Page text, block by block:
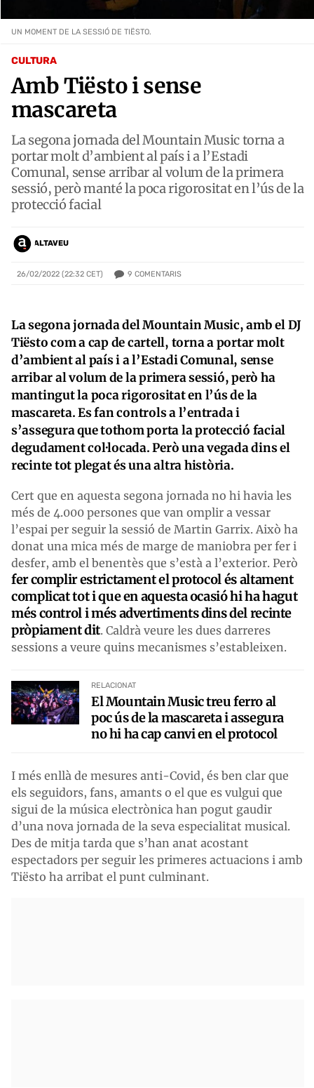
CULTURA
Amb Tiësto i sense
mascareta
La segona jornada del Mountain Music torna a
portar molt d’ambient al país i a l’Estadi
Comunal, sense arribar al volum de la primera
sessió, però manté la poca rigorositat en l’ús de la
protecció facial
ALTAVEU
26/02/2022 (22:32 CET) 9 COMENTARIS
UN MOMENT DE LA SESSIÓ DE TIËSTO.
La segona jornada del Mountain Music, amb el DJ
Tiësto com a cap de cartell, torna a portar molt
d’ambient al país i a l’Estadi Comunal, sense
arribar al volum de la primera sessió, però ha
mantingut la poca rigorositat en l’ús de la
mascareta. Es fan controls a l’entrada i
s’assegura que tothom porta la protecció facial
degudament col·locada. Però una vegada dins el
recinte tot plegat és una altra història.
Cert que en aquesta segona jornada no hi havia les
més de 4.000 persones que van omplir a vessar
l’espai per seguir la sessió de Martin Garrix. Això ha
donat una mica més de marge de maniobra per fer i
desfer, amb el benentès que s’està a l’exterior. Però
fer complir estrictament el protocol és altament
complicat tot i que en aquesta ocasió hi ha hagut
més control i més advertiments dins del recinte
pròpiament dit. Caldrà veure les dues darreres
sessions a veure quins mecanismes s’estableixen.
RELACIONAT
El Mountain Music treu ferro al
poc ús de la mascareta i assegura
no hi ha cap canvi en el protocol
I més enllà de mesures anti-Covid, és ben clar que
els seguidors, fans, amants o el que es vulgui que
sigui de la música electrònica han pogut gaudir
d’una nova jornada de la seva especialitat musical.
Des de mitja tarda que s’han anat acostant
espectadors per seguir les primeres actuacions i amb
Tiësto ha arribat el punt culminant.